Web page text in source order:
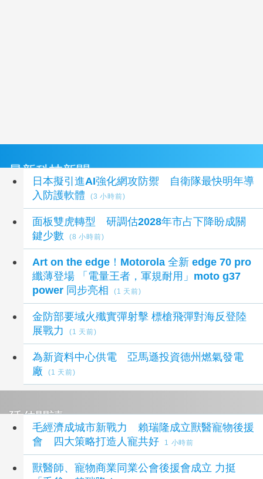
最新科技新聞
日本擬引進AI強化網攻防禦 自衛隊最快明年導
入防護軟體
(3 小時前)
面板雙虎轉型 研調估2028年市占下降盼成關
鍵少數
(8 小時前)
Art on the edge！Motorola 全新 edge 70 pro
纖薄登場 「電量王者，軍規耐用」moto g37
power 同步亮相
(1 天前)
金防部要域火殲實彈射擊 標槍飛彈對海反登陸
展戰力
(1 天前)
為新資料中心供電 亞馬遜投資德州燃氣發電
廠
(1 天前)
延伸閱讀
毛經濟成城市新戰力 賴瑞隆成立獸醫寵物後援
會 四大策略打造人寵共好
1 小時前
獸醫師、寵物商業同業公會後援會成立 力挺